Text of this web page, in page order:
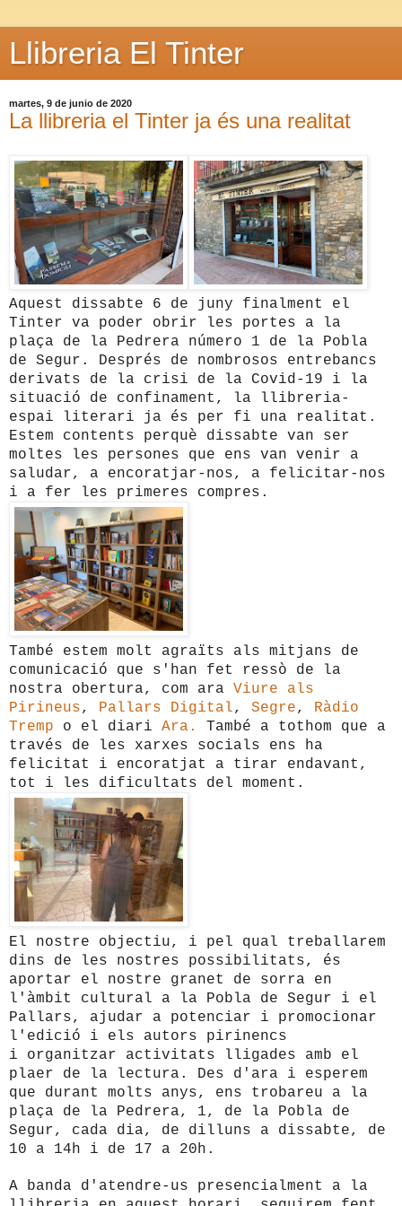
Llibreria El Tinter
martes, 9 de junio de 2020
La llibreria el Tinter ja és una realitat
Aquest dissabte 6 de juny finalment el
Tinter va poder obrir les portes a la
plaça de la Pedrera número 1 de la Pobla
de Segur. Després de nombrosos entrebancs
derivats de la crisi de la Covid-19 i la
situació de confinament, la llibreria-
espai literari ja és per fi una realitat.
Estem contents perquè dissabte van ser
moltes les persones que ens van venir a
saludar, a encoratjar-nos, a felicitar-nos
i a fer les primeres compres.
També estem molt agraïts als mitjans de
comunicació que s'han fet ressò de la
nostra obertura, com ara Viure als
Pirineus, Pallars Digital, Segre, Ràdio
Tremp o el diari Ara.
També a tothom que a
través de les xarxes socials ens ha
felicitat i encoratjat a tirar endavant,
tot i les dificultats del moment.
El nostre objectiu, i pel qual treballarem
dins de les nostres possibilitats, és
aportar el nostre granet de sorra en
l'àmbit cultural a la Pobla de Segur i el
Pallars, ajudar a potenciar i promocionar
l'edició i els autors pirinencs
i organitzar activitats lligades amb el
plaer de la lectura. Des d'ara i esperem
que durant molts anys, ens trobareu a la
plaça de la Pedrera, 1, de la Pobla de
Segur, cada dia, de dilluns a dissabte, de
10 a 14h i de 17 a 20h.
A banda d'atendre-us presencialment a la